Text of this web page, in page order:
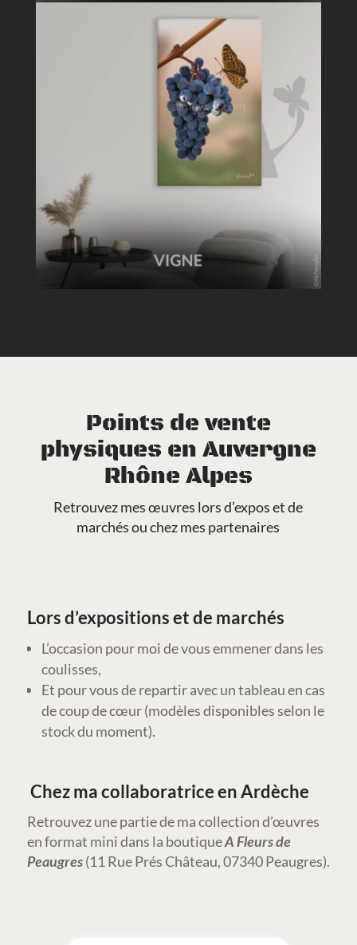
Points de vente
physiques en Auvergne
Rhône Alpes
Retrouvez mes œuvres lors d’expos et de
marchés ou chez mes partenaires
Lors d’expositions et de marchés
L’occasion pour moi de vous emmener dans les
coulisses,
Et pour vous de repartir avec un tableau en cas
de coup de cœur (modèles disponibles selon le
stock du moment).
Chez ma collaboratrice en Ardèche
Retrouvez une partie de ma collection d’œuvres
en format mini dans la boutiqueA Fleurs de
Peaugres(11 Rue Prés Château, 07340 Peaugres).